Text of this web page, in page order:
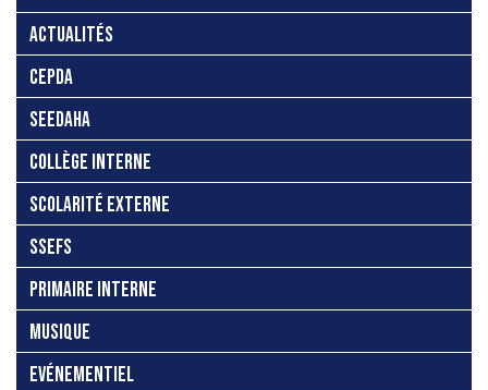
ACTUALITÉS
CEPDA
SEEDAHA
COLLÈGE INTERNE
SCOLARITÉ EXTERNE
SSEFS
PRIMAIRE INTERNE
MUSIQUE
EVÉNEMENTIEL